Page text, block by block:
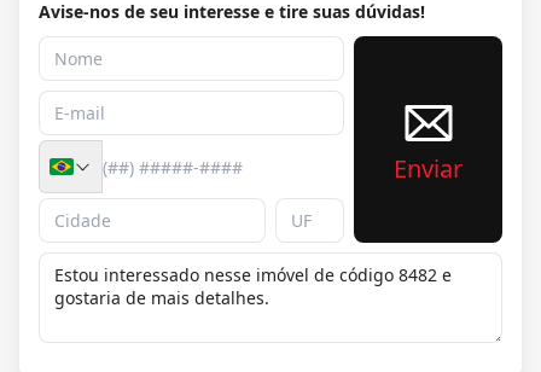
Avise-nos de seu interesse e tire suas dúvidas!
Enviar